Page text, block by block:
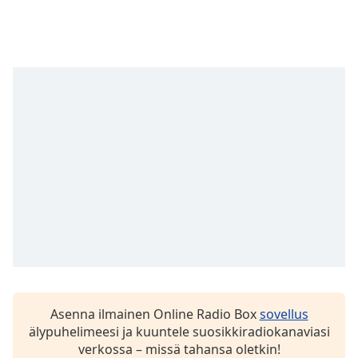
Edge
Asenna ilmainen Online Radio Boxsovellus
älypuhelimeesi ja kuuntele suosikkiradiokanaviasi
verkossa – missä tahansa oletkin!